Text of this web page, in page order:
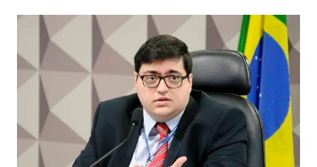
algum tempo no sábado e domingo para leituras mais
aprofundadas de boas histórias e materiais informativos.
Empresas que acumulam bitcoin […]